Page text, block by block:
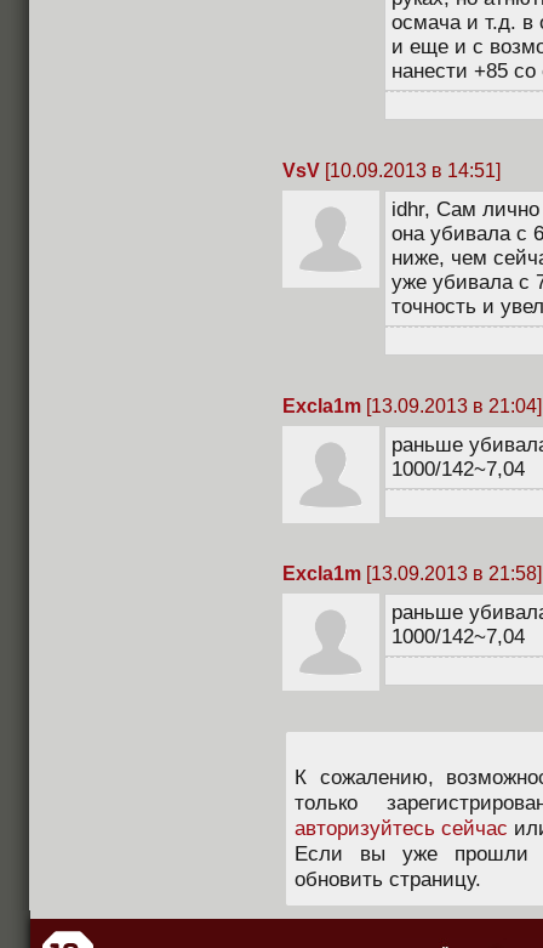
осмача и т.д. в
и еще и с
нанести +85
VsV [10.09.2013 в 14:51]
idhr, Сам лично
она убивала с
ниже, чем
уже убивала с
точность и
Excla1m [13.09.2013 в 21:04]
раньше
1000/142~7,04
Excla1m [13.09.2013 в 21:58]
раньше
1000/142~7,04
К сожалению,
только
авторизуйтесь сейчас
Если вы уже прошли
обновить страницу.